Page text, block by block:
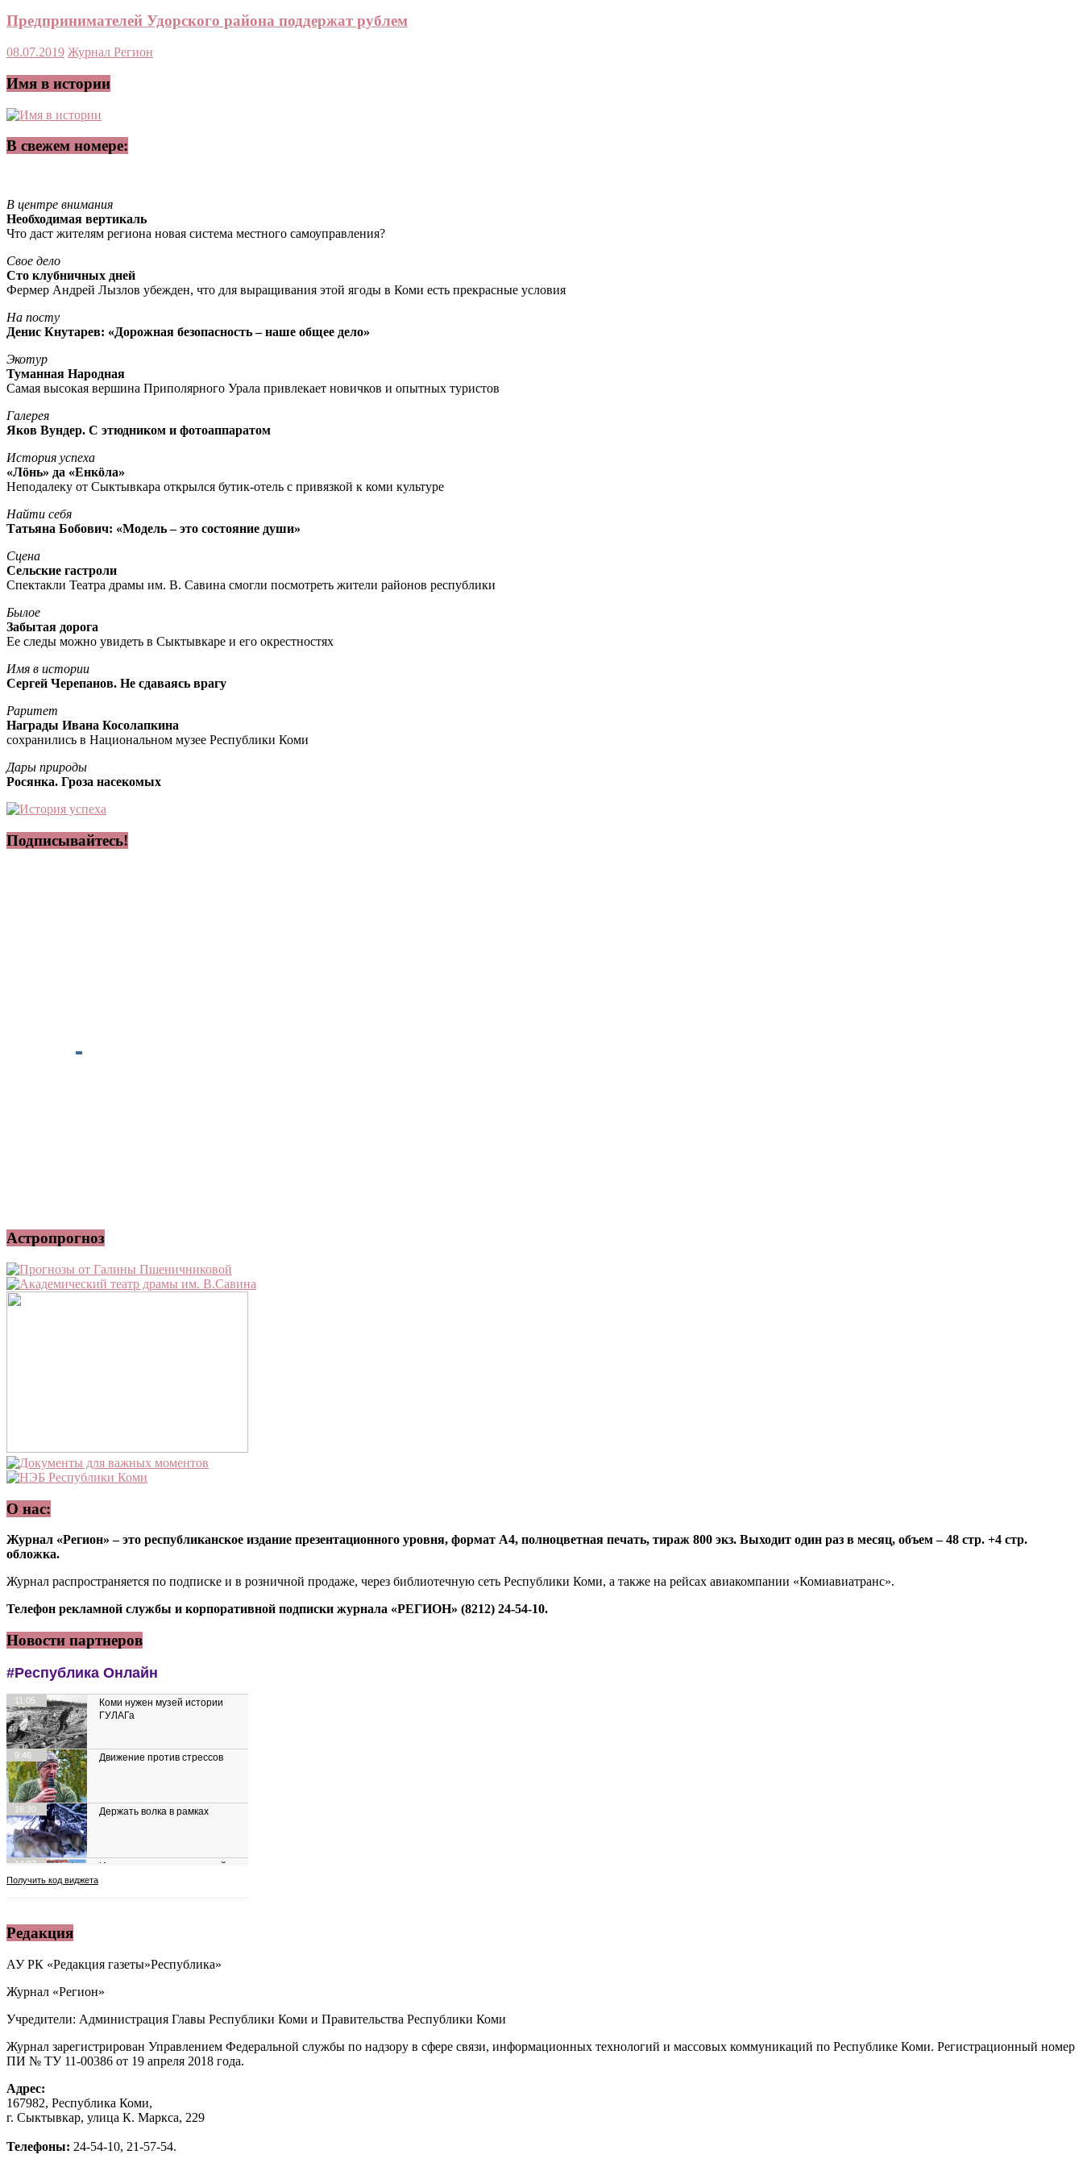
Предпринимателей Удорского района поддержат рублем
08.07.2019 Журнал Регион
Имя в истории
В свежем номере:
В центре внимания
Необходимая вертикаль
Что даст жителям региона новая система местного самоуправления?
Свое дело
Сто клубничных дней
Фермер Андрей Лызлов убежден, что для выращивания этой ягоды в Коми есть прекрасные условия
На посту
Денис Кнутарев: «Дорожная безопасность – наше общее дело»
Экотур
Туманная Народная
Самая высокая вершина Приполярного Урала привлекает новичков и опытных туристов
Галерея
Яков Вундер. С этюдником и фотоаппаратом
История успеха
«Лöнь» да «Енкöла»
Неподалеку от Сыктывкара открылся бутик-отель с привязкой к коми культуре
Найти себя
Татьяна Бобович: «Модель – это состояние души»
Сцена
Сельские гастроли
Спектакли Театра драмы им. В. Савина смогли посмотреть жители районов республики
Былое
Забытая дорога
Ее следы можно увидеть в Сыктывкаре и его окрестностях
Имя в истории
Сергей Черепанов. Не сдаваясь врагу
Раритет
Награды Ивана Косолапкина
сохранились в Национальном музее Республики Коми
Дары природы
Росянка. Гроза насекомых
Подписывайтесь!
Астропрогноз
О нас:
Журнал «Регион» – это республиканское издание презентационного уровня, формат А4, полноцветная печать, тираж 800 экз. Выходит один раз в месяц, объем – 48 стр. +4 стр.
обложка.
Журнал распространяется по подписке и в розничной продаже, через библиотечную сеть Республики Коми, а также на рейсах авиакомпании «Комиавиатранс».
Телефон рекламной службы и корпоративной подписки журнала «РЕГИОН» (8212) 24-54-10.
Новости партнеров
Редакция
АУ РК «Редакция газеты»Республика»
Журнал «Регион»
Учредители: Администрация Главы Республики Коми и Правительства Республики Коми
Журнал зарегистрирован Управлением Федеральной службы по надзору в сфере связи, информационных технологий и массовых коммуникаций по Республике Коми. Регистрационный номер
ПИ № ТУ 11-00386 от 19 апреля 2018 года.
Адрес:
167982, Республика Коми,
г. Сыктывкар, улица К. Маркса, 229
Телефоны: 24-54-10, 21-57-54.